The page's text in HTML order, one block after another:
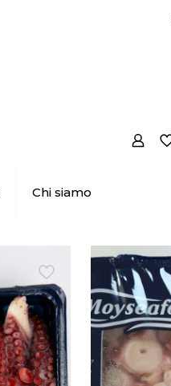
Chi siamo